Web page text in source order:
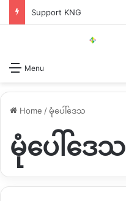
Support KNG
Menu
Home /မုံပေါ်ဒေသ
မုံပေါ်ဒေသ